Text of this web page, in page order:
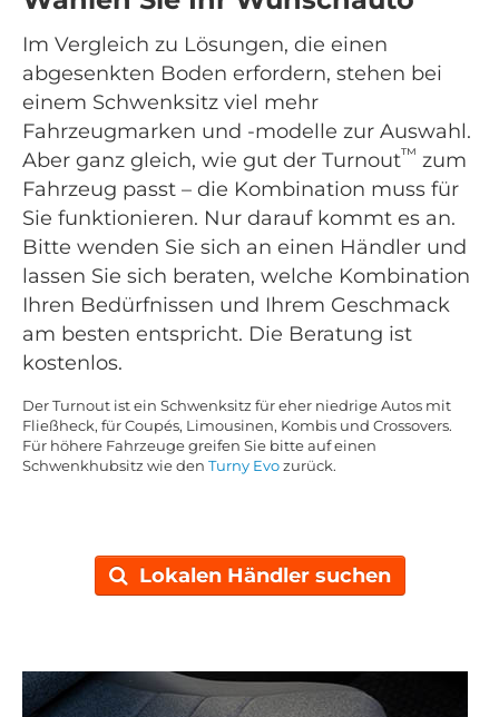
Im Vergleich zu Lösungen, die einen
abgesenkten Boden erfordern, stehen bei
einem Schwenksitz viel mehr
Fahrzeugmarken und -modelle zur Auswahl.
Aber ganz gleich, wie gut der Turnout™ zum
Fahrzeug passt – die Kombination muss für
Sie funktionieren. Nur darauf kommt es an.
Bitte wenden Sie sich an einen Händler und
lassen Sie sich beraten, welche Kombination
Ihren Bedürfnissen und Ihrem Geschmack
am besten entspricht. Die Beratung ist
kostenlos.
Der Turnout ist ein Schwenksitz für eher niedrige Autos mit
Fließheck, für Coupés, Limousinen, Kombis und Crossovers.
Für höhere Fahrzeuge greifen Sie bitte auf einen
Schwenkhubsitz wie den Turny Evo zurück.
Lokalen Händler suchen